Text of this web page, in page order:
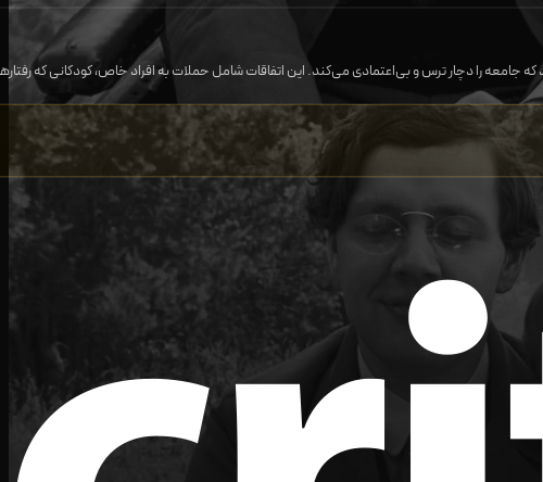
را دچار ترس و بی‌اعتمادی می‌کند. این اتفاقات شامل حملات به افراد خاص، کودکانی که